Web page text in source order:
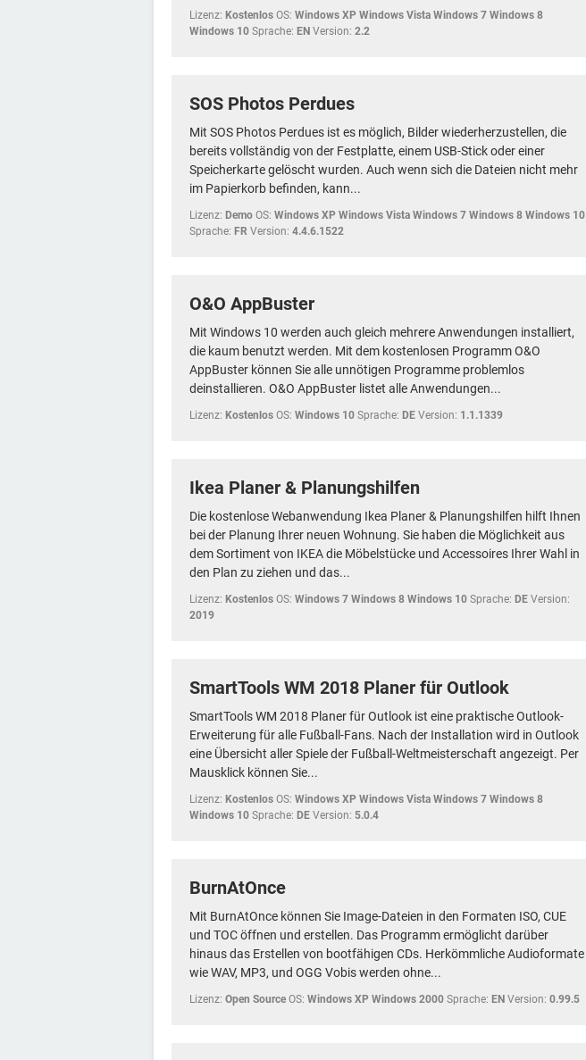
Lizenz: Kostenlos OS: Windows XP Windows Vista Windows 7 Windows 8
Windows 10 Sprache: EN Version: 2.2
SOS Photos Perdues
Mit SOS Photos Perdues ist es möglich, Bilder wiederherzustellen, die
bereits vollständig von der Festplatte, einem USB-Stick oder einer
Speicherkarte gelöscht wurden. Auch wenn sich die Dateien nicht mehr
im Papierkorb befinden, kann...
Lizenz: Demo OS: Windows XP Windows Vista Windows 7 Windows 8 Windows 10
Sprache: FR Version: 4.4.6.1522
O&O AppBuster
Mit Windows 10 werden auch gleich mehrere Anwendungen installiert,
die kaum benutzt werden. Mit dem kostenlosen Programm O&O
AppBuster können Sie alle unnötigen Programme problemlos
deinstallieren. O&O AppBuster listet alle Anwendungen...
Lizenz: Kostenlos OS: Windows 10 Sprache: DE Version: 1.1.1339
Ikea Planer & Planungshilfen
Die kostenlose Webanwendung Ikea Planer & Planungshilfen hilft Ihnen
bei der Planung Ihrer neuen Wohnung. Sie haben die Möglichkeit aus
dem Sortiment von IKEA die Möbelstücke und Accessoires Ihrer Wahl in
den Plan zu ziehen und das...
Lizenz: Kostenlos OS: Windows 7 Windows 8 Windows 10 Sprache: DE Version:
2019
SmartTools WM 2018 Planer für Outlook
SmartTools WM 2018 Planer für Outlook ist eine praktische Outlook-
Erweiterung für alle Fußball-Fans. Nach der Installation wird in Outlook
eine Übersicht aller Spiele der Fußball-Weltmeisterschaft angezeigt. Per
Mausklick können Sie...
Lizenz: Kostenlos OS: Windows XP Windows Vista Windows 7 Windows 8
Windows 10 Sprache: DE Version: 5.0.4
BurnAtOnce
Mit BurnAtOnce können Sie Image-Dateien in den Formaten ISO, CUE
und TOC öffnen und erstellen. Das Programm ermöglicht darüber
hinaus das Erstellen von bootfähigen CDs. Herkömmliche Audioformate
wie WAV, MP3, und OGG Vobis werden ohne...
Lizenz: Open Source OS: Windows XP Windows 2000 Sprache: EN Version: 0.99.5